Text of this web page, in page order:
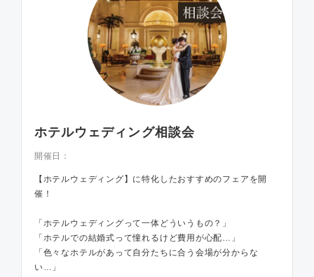
ホテルウェディング相談会
開催日：
【ホテルウェディング】に特化したおすすめのフェアを開
催！
「ホテルウェディングって一体どういうもの？」
「ホテルでの結婚式って憧れるけど費用が心配…」
「色々なホテルがあって自分たちに合う会場が分からな
い…」